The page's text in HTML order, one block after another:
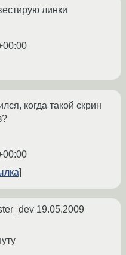
линки
когда такой скрин
19.05.2009